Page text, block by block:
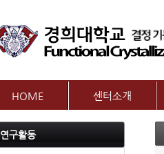
HOME 센터소개
연구활동